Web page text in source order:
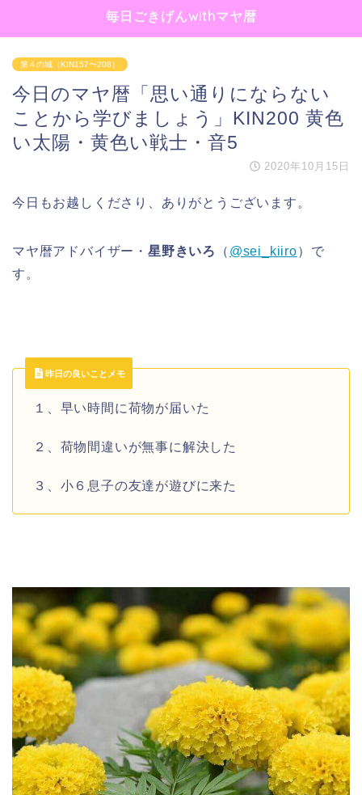
毎日ごきげんwithマヤ暦
第４の城（KIN157〜208）
今日のマヤ暦「思い通りにならない
ことから学びましょう」KIN200 黄色
い太陽・黄色い戦士・音5
2020年10月15日
今日もお越しくださり、ありがとうございます。
マヤ暦アドバイザー・ 星野きいろ （ @sei_kiiro）で
す。
昨日の良いことメモ
１、早い時間に荷物が届いた
２、荷物間違いが無事に解決した
３、小６息子の友達が遊びに来た